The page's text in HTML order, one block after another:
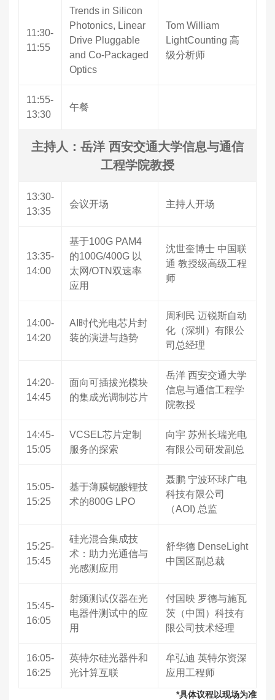
11:30-
11:55
Trends in Silicon
Photonics, Linear
Drive Pluggable
and Co-Packaged
Optics
Tom William
LightCounting 高
级分析师
11:55-
13:30
午餐
主持人：岳洋 西安交通大学信息与通信
工程学院教授
13:30-
13:35
会议开场 主持人开场
13:35-
14:00
基于100G PAM4
的100G/400G 以
太网/OTN双速率
应用
沈世奎博士 中国联
通 教授级高级工程
师
14:00-
14:20
AI时代光电芯片封
装的演进与趋势
周利民 迈锐斯自动
化（深圳）有限公
司总经理
14:20-
14:45
面向可插拔光模块
的集成光调制芯片
岳洋 西安交通大学
信息与通信工程学
院教授
14:45-
15:05
VCSEL芯片定制
服务的探索
向宇 苏州长瑞光电
有限公司研发副总
15:05-
15:25
基于薄膜铌酸锂技
术的800G LPO
聂鹏 宁波环球广电
科技有限公司
（AOI) 总监
15:25-
15:45
硅光混合集成技
术：助力光通信与
光感测应用
舒华德 DenseLight
中国区副总裁
15:45-
16:05
射频测试仪器在光
电器件测试中的应
用
付国映 罗德与施瓦
茨（中国）科技有
限公司技术经理
16:05-
16:25
英特尔硅光器件和
光计算互联
牟弘迪 英特尔资深
应用工程师
*具体议程以现场为准